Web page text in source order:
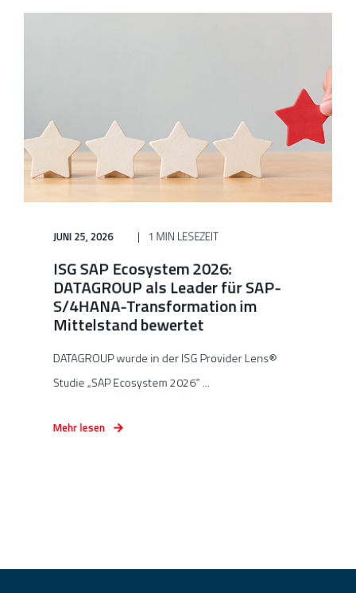
JUNI 25, 2026 1 MIN LESEZEIT
ISG SAP Ecosystem 2026:
DATAGROUP als Leader für SAP-
S/4HANA-Transformation im
Mittelstand bewertet
DATAGROUP wurde in der ISG Provider Lens®
Studie „SAP Ecosystem 2026“ ...
Mehr lesen